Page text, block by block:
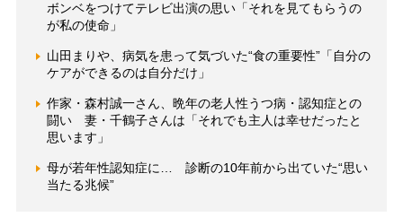
ボンベをつけてテレビ出演の思い「それを見てもらうの
が私の使命」
山田まりや、病気を患って気づいた“食の重要性”「自分の
ケアができるのは自分だけ」
作家・森村誠一さん、晩年の老人性うつ病・認知症との
闘い 妻・千鶴子さんは「それでも主人は幸せだったと
思います」
母が若年性認知症に… 診断の10年前から出ていた“思い
当たる兆候”